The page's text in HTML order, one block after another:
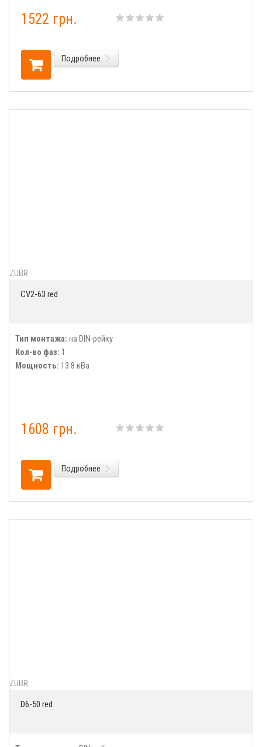
1522 грн.
Подробнее
ZUBR
CV2-63 red
Тип монтажа: на DIN-рейку
Кол-во фаз: 1
Мощность: 13.8 кВа
1608 грн.
Подробнее
ZUBR
D6-50 red